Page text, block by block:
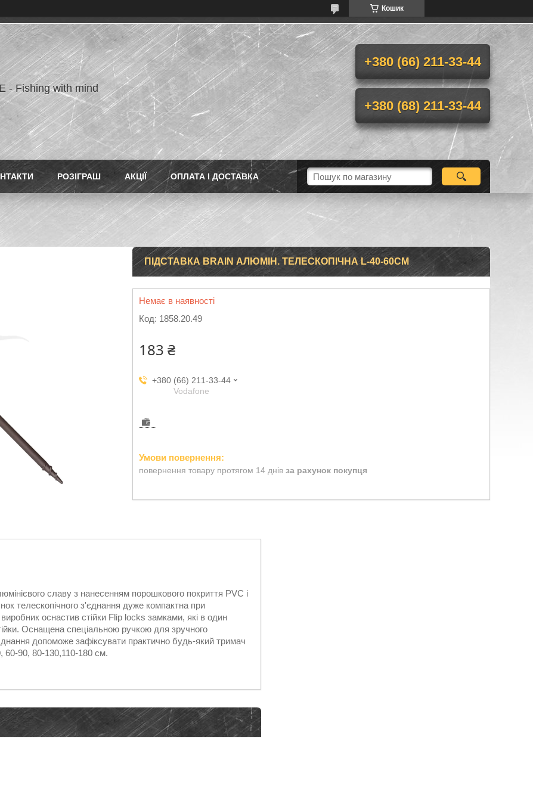
Кошик
- Fishing with mind
+380 (66) 211-33-44
+380 (68) 211-33-44
РОЗІГРАШ АКЦІЇ ОПЛАТА І ДОСТАВКА
ПІДСТАВКА BRAIN АЛЮМІН. ТЕЛЕСКОПІЧНА L-40-60CM
Немає в наявності
Код: 1858.20.49
183 ₴
+380 (66) 211-33-44
Vodafone
повернення товару протягом 14 днів за рахунок покупця
славу з нанесенням порошкового покриття PVC і
телескопічного з'єднання дуже компактна при
оснастив стійки Flip locks замками, які в один
Оснащена спеціальною ручкою для зручного
допоможе зафіксувати практично будь-який тримач
60-90, 80-130,110-180 см.